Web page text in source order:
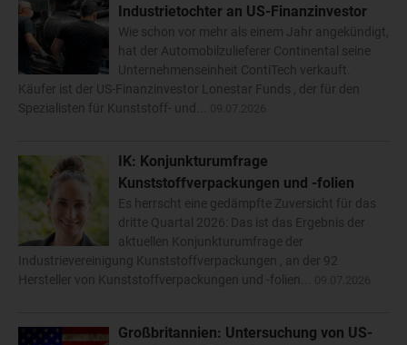
Industrietochter an US-Finanzinvestor
Wie schon vor mehr als einem Jahr angekündigt,
hat der Automobilzulieferer Continental seine
Unternehmenseinheit ContiTech verkauft.
Käufer ist der US-Finanzinvestor Lonestar Funds , der für den
Spezialisten für Kunststoff- und...
IK: Konjunkturumfrage
Kunststoffverpackungen und -folien
Es herrscht eine gedämpfte Zuversicht für das
dritte Quartal 2026: Das ist das Ergebnis der
aktuellen Konjunkturumfrage der
Industrievereinigung Kunststoffverpackungen , an der 92
Hersteller von Kunststoffverpackungen und -folien...
Großbritannien: Untersuchung von US-